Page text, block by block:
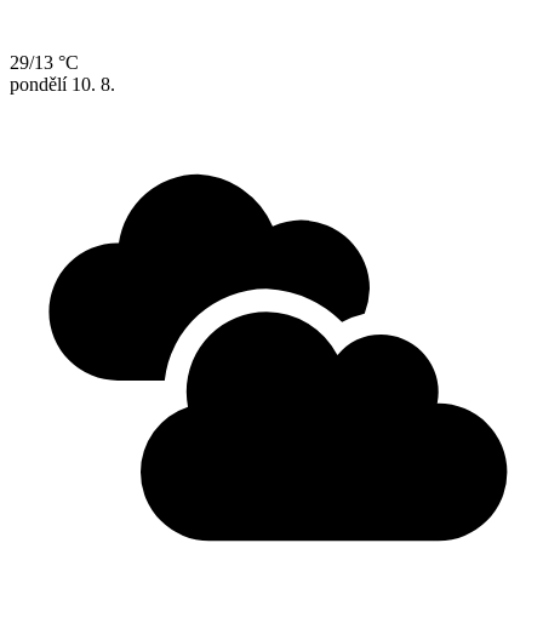
29/13 °C
pondělí 10. 8.